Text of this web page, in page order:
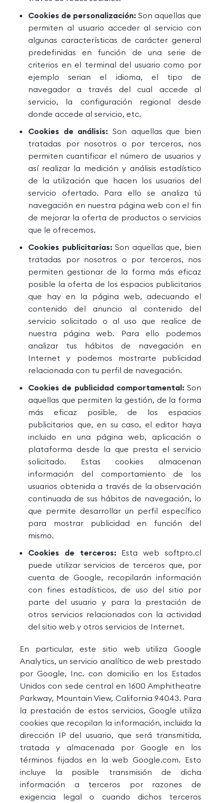
Cookies de personalización: Son aquellas que
permiten al usuario acceder al servicio con
algunas características de carácter general
predefinidas en función de una serie de
criterios en el terminal del usuario como por
ejemplo serian el idioma, el tipo de
navegador a través del cual accede al
servicio, la configuración regional desde
donde accede al servicio, etc.
Cookies de análisis: Son aquellas que bien
tratadas por nosotros o por terceros, nos
permiten cuantificar el número de usuarios y
así realizar la medición y análisis estadístico
de la utilización que hacen los usuarios del
servicio ofertado. Para ello se analiza tú
navegación en nuestra página web con el fin
de mejorar la oferta de productos o servicios
que le ofrecemos.
Cookies publicitarias: Son aquellas que, bien
tratadas por nosotros o por terceros, nos
permiten gestionar de la forma más eficaz
posible la oferta de los espacios publicitarios
que hay en la página web, adecuando el
contenido del anuncio al contenido del
servicio solicitado o al uso que realice de
nuestra página web. Para ello podemos
analizar tus hábitos de navegación en
Internet y podemos mostrarte publicidad
relacionada con tu perfil de navegación.
Cookies de publicidad comportamental: Son
aquellas que permiten la gestión, de la forma
más eficaz posible, de los espacios
publicitarios que, en su caso, el editor haya
incluido en una página web, aplicación o
plataforma desde la que presta el servicio
solicitado. Estas cookies almacenan
información del comportamiento de los
usuarios obtenida a través de la observación
continuada de sus hábitos de navegación, lo
que permite desarrollar un perfil específico
para mostrar publicidad en función del
mismo.
Cookies de terceros: Esta web softpro.cl
puede utilizar servicios de terceros que, por
cuenta de Google, recopilarán información
con fines estadísticos, de uso del sitio por
parte del usuario y para la prestación de
otros servicios relacionados con la actividad
del sitio web y otros servicios de Internet.
En particular, este sitio web utiliza Google
Analytics, un servicio analítico de web prestado
por Google, Inc. con domicilio en los Estados
Unidos con sede central en 1600 Amphitheatre
Parkway, Mountain View, California 94043. Para
la prestación de estos servicios, Google utiliza
cookies que recopilan la información, incluida la
dirección IP del usuario, que será transmitida,
tratada y almacenada por Google en los
términos fijados en la web Google.com. Esto
incluye la posible transmisión de dicha
información a terceros por razones de
exigencia legal o cuando dichos terceros